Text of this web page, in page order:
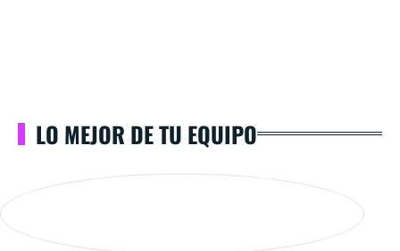
LO MEJOR DE TU EQUIPO